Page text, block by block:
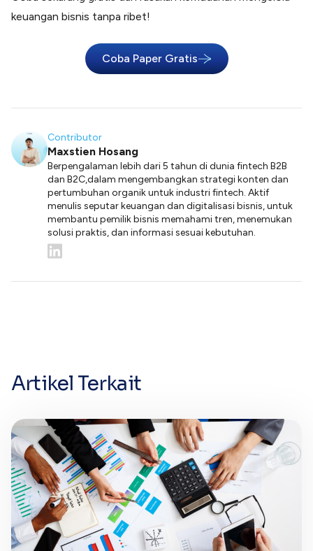
keuangan bisnis tanpa ribet!
Coba Paper Gratis
Contributor
Maxstien Hosang
Berpengalaman lebih dari 5 tahun di dunia fintech B2B
dan B2C,dalam mengembangkan strategi konten dan
pertumbuhan organik untuk industri fintech. Aktif
menulis seputar keuangan dan digitalisasi bisnis, untuk
membantu pemilik bisnis memahami tren, menemukan
solusi praktis, dan informasi sesuai kebutuhan.
Artikel Terkait